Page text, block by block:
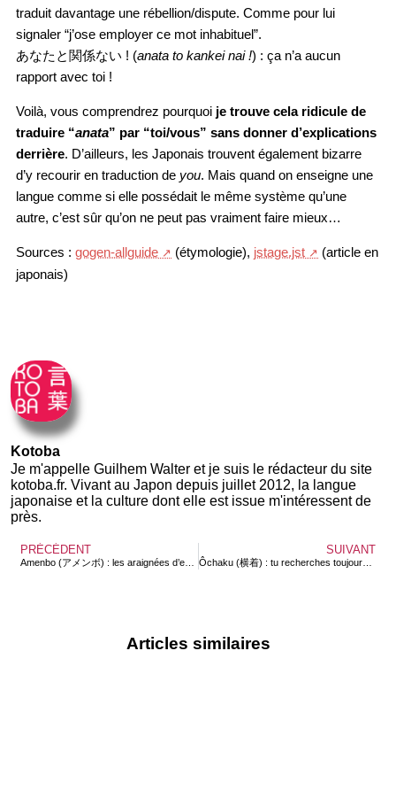
traduit davantage une rébellion/dispute. Comme pour lui
signaler “j’ose employer ce mot inhabituel”.
あなたと関係ない ! (anata to kankei nai !) : ça n’a aucun
rapport avec toi !
Voilà, vous comprendrez pourquoi je trouve cela ridicule de
traduire “anata” par “toi/vous” sans donner d’explications
derrière. D’ailleurs, les Japonais trouvent également bizarre
d’y recourir en traduction de you. Mais quand on enseigne une
langue comme si elle possédait le même système qu’une
autre, c’est sûr qu’on ne peut pas vraiment faire mieux…
Sources : gogen-allguide (étymologie), jstage.jst
(article en
japonais)
Kotoba
Je m'appelle Guilhem Walter et je suis le rédacteur du site
kotoba.fr. Vivant au Japon depuis juillet 2012, la langue
japonaise et la culture dont elle est issue m'intéressent de
près.
PRÉCÉDENT SUIVANT
Ôchaku (横着) : tu recherches toujours la facilité quand même !
Articles similaires